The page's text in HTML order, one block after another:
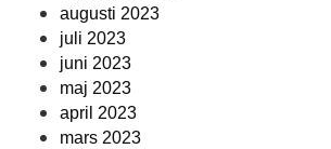
augusti 2023
juli 2023
juni 2023
maj 2023
april 2023
mars 2023